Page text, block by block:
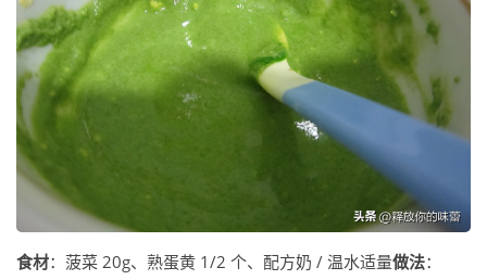
食材：菠菜 20g、熟蛋黄 1/2 个、配方奶 / 温水适量做法：